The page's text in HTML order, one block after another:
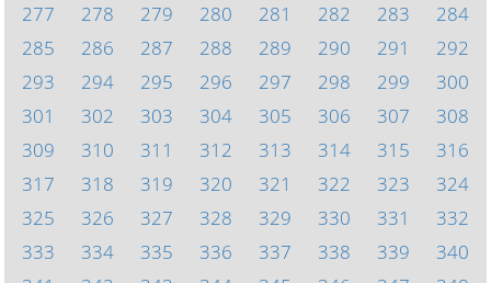
277
278 279 280 281 282 283
284
285
286 287 288 289 290 291
292
293
294 295 296 297 298 299
300
301
302 303 304 305 306 307
308
309
310 311 312 313 314 315
316
317
318 319 320 321 322 323
324
325
326 327 328 329 330 331
332
333
334 335 336 337 338 339
340